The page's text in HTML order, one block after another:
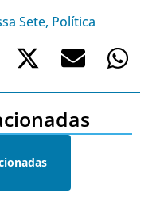
Sete, Política